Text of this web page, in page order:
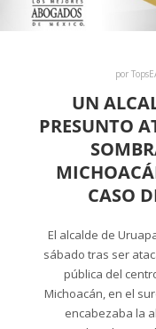
por
UN
PRESUNTO
CASO
El alcalde de
sábado tras ser
pública del
Michoacán, en el
encabezaba la